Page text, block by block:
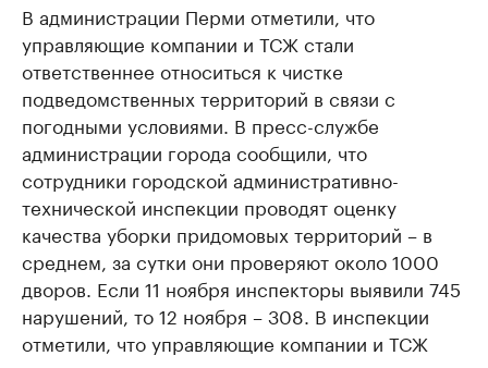
В администрации Перми отметили, что
управляющие компании и ТСЖ стали
ответственнее относиться к чистке
подведомственных территорий в связи с
погодными условиями. В пресс-службе
администрации города сообщили, что
сотрудники городской административно-
технической инспекции проводят оценку
качества уборки придомовых территорий – в
среднем, за сутки они проверяют около 1000
дворов. Если 11 ноября инспекторы выявили 745
нарушений, то 12 ноября – 308. В инспекции
отметили, что управляющие компании и ТСЖ